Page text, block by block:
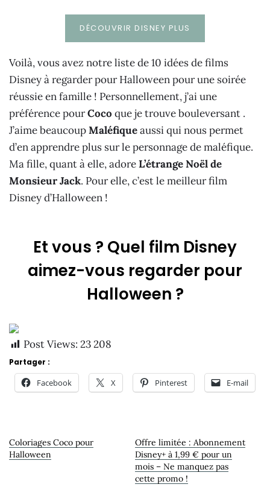
DÉCOUVRIR DISNEY PLUS
Voilà, vous avez notre liste de 10 idées de films
Disney à regarder pour Halloween pour une soirée
réussie en famille ! Personnellement, j’ai une
préférence pourCoco que je trouve bouleversant .
J’aime beaucoupMaléfiqueaussi qui nous permet
d’en apprendre plus sur le personnage de maléfique.
Ma fille, quant à elle, adoreL’étrange Noël de
Monsieur Jack. Pour elle, c’est le meilleur film
Disney d’Halloween !
Et vous ? Quel film Disney
aimez-vous regarder pour
Halloween ?
Post Views: 23 208
Partager :
Facebook X Pinterest E-mail
Coloriages Coco pour
Halloween
Offre limitée : Abonnement
Disney+ à 1,99 € pour un
mois – Ne manquez pas
cette promo !